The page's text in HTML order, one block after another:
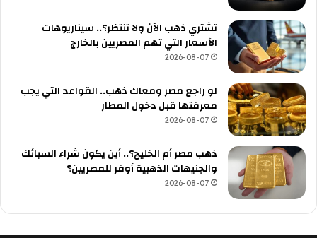
تشتري ذهب الآن ولا تنتظر؟.. سيناريوهات
الأسعار التي تهم المصريين بالخارج
2026-08-07
لو راجع مصر ومعاك ذهب.. القواعد التي يجب
معرفتها قبل دخول المطار
2026-08-07
ذهب مصر أم الخليج؟.. أين يكون شراء السبائك
والجنيهات الذهبية أوفر للمصريين؟
2026-08-07